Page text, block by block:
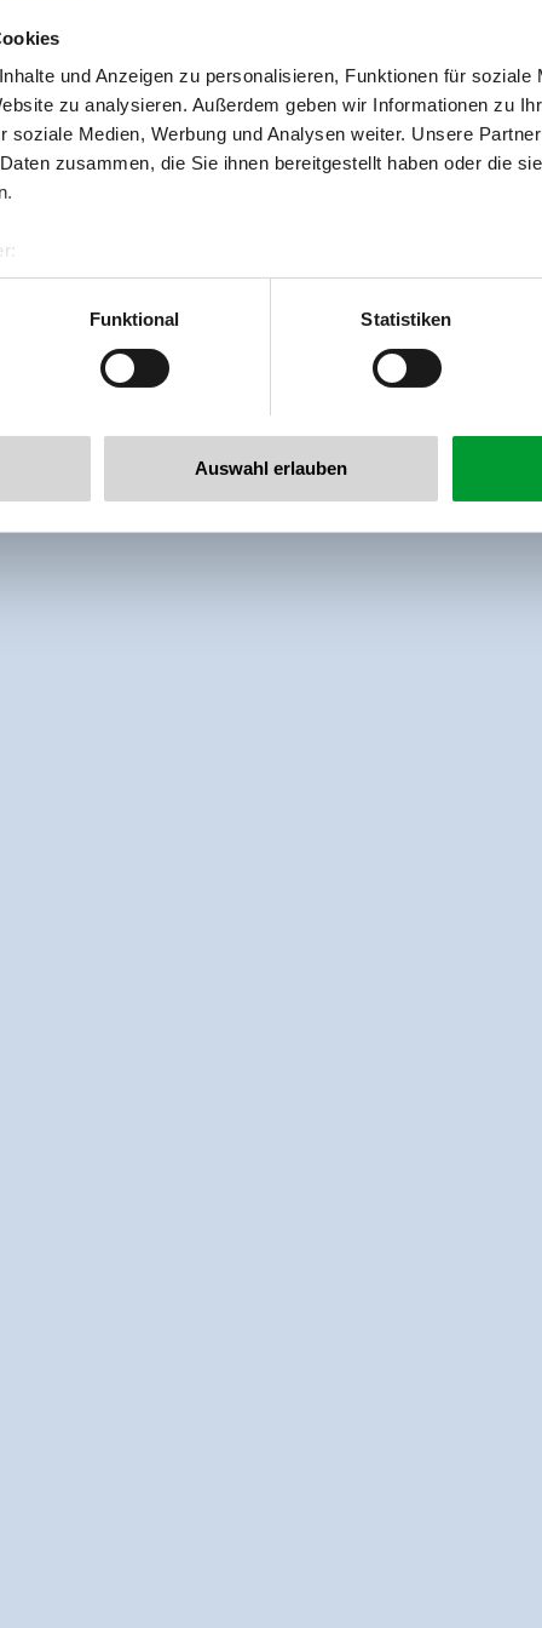
und Anzeigen zu personalisieren, Funktionen für soziale
zu analysieren. Außerdem geben wir Informationen zu
soziale Medien, Werbung und Analysen weiter. Unsere
zusammen, die Sie ihnen bereitgestellt haben oder die
& Co KG
Funktional Statistiken
Auswahl erlauben